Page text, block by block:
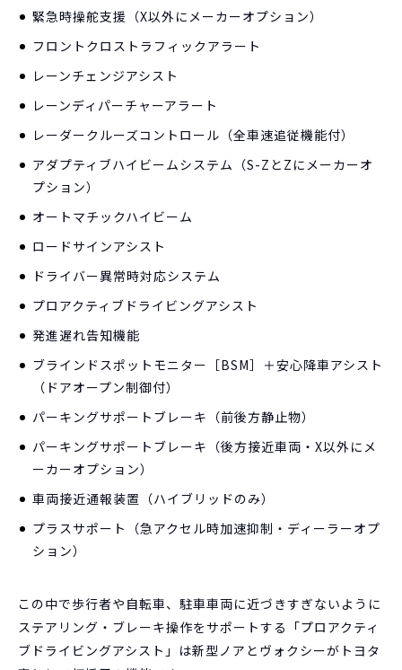
緊急時操舵支援（X以外にメーカーオプション）
フロントクロストラフィックアラート
レーンチェンジアシスト
レーンディパーチャーアラート
レーダークルーズコントロール（全車速追従機能付）
アダプティブハイビームシステム（S-ZとZにメーカーオ
プション）
オートマチックハイビーム
ロードサインアシスト
ドライバー異常時対応システム
プロアクティブドライビングアシスト
発進遅れ告知機能
ブラインドスポットモニター［BSM］＋安心降車アシスト
（ドアオープン制御付）
パーキングサポートブレーキ（前後方静止物）
パーキングサポートブレーキ（後方接近車両・X以外にメ
ーカーオプション）
車両接近通報装置（ハイブリッドのみ）
プラスサポート（急アクセル時加速抑制・ディーラーオプ
ション）
この中で歩行者や自転車、駐車車両に近づきすぎないように
ステアリング・ブレーキ操作をサポートする「プロアクティ
ブドライビングアシスト」は新型ノアとヴォクシーがトヨタ